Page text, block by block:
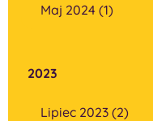
Maj 2024 (1)
2023
Lipiec 2023 (2)